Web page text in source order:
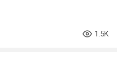
1.5K